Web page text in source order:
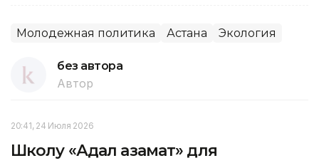
Молодежная политика Астана Экология
без автора
Автор
20:41, 24 Июля 2026
Школу «Адал азамат» для